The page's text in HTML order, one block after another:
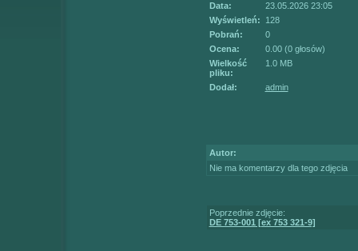
Data:
23.05.2026 23:05
Wyświetleń:
128
Pobrań:
0
Ocena:
0.00 (0 głosów)
Wielkość
pliku:
1.0 MB
Dodał: admin
Autor:
Nie ma komentarzy dla tego zdjęcia
Poprzednie zdjęcie:
DE 753-001 [ex 753 321-9]